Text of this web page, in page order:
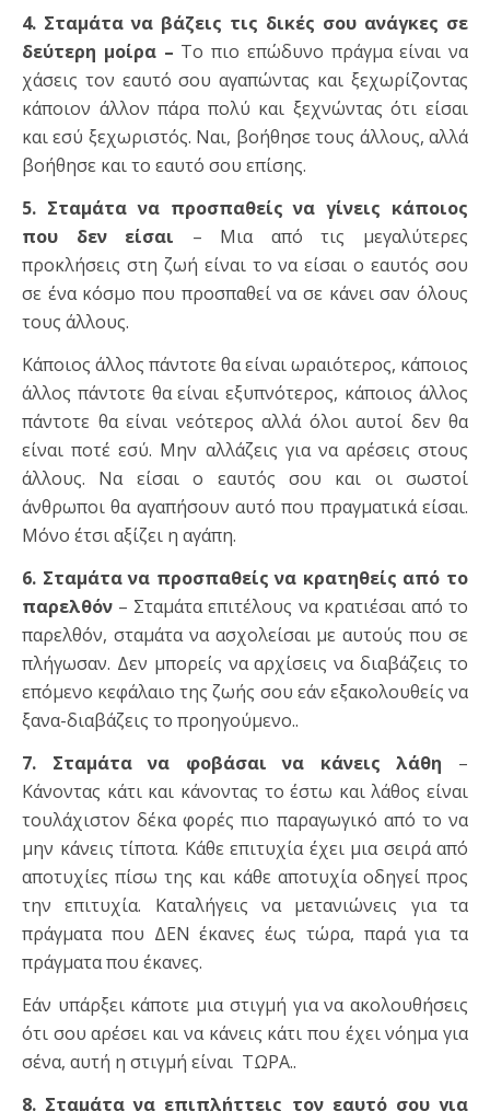
4. Σταμάτα να βάζεις τις δικές σου ανάγκες σε
δεύτερη μοίρα – Το πιο επώδυνο πράγμα είναι να
χάσεις τον εαυτό σου αγαπώντας και ξεχωρίζοντας
κάποιον άλλον πάρα πολύ και ξεχνώντας ότι είσαι
και εσύ ξεχωριστός. Ναι, βοήθησε τους άλλους, αλλά
βοήθησε και το εαυτό σου επίσης.
5. Σταμάτα να προσπαθείς να γίνεις κάποιος
που δεν είσαι – Μια από τις μεγαλύτερες
προκλήσεις στη ζωή είναι το να είσαι ο εαυτός σου
σε ένα κόσμο που προσπαθεί να σε κάνει σαν όλους
τους άλλους.
Κάποιος άλλος πάντοτε θα είναι ωραιότερος, κάποιος
άλλος πάντοτε θα είναι εξυπνότερος, κάποιος άλλος
πάντοτε θα είναι νεότερος αλλά όλοι αυτοί δεν θα
είναι ποτέ εσύ. Μην αλλάζεις για να αρέσεις στους
άλλους. Να είσαι ο εαυτός σου και οι σωστοί
άνθρωποι θα αγαπήσουν αυτό που πραγματικά είσαι.
Μόνο έτσι αξίζει η αγάπη.
6. Σταμάτα να προσπαθείς να κρατηθείς από το
παρελθόν – Σταμάτα επιτέλους να κρατιέσαι από το
παρελθόν, σταμάτα να ασχολείσαι με αυτούς που σε
πλήγωσαν. Δεν μπορείς να αρχίσεις να διαβάζεις το
επόμενο κεφάλαιο της ζωής σου εάν εξακολουθείς να
ξανα-διαβάζεις το προηγούμενο..
7. Σταμάτα να φοβάσαι να κάνεις λάθη –
Κάνοντας κάτι και κάνοντας το έστω και λάθος είναι
τουλάχιστον δέκα φορές πιο παραγωγικό από το να
μην κάνεις τίποτα. Κάθε επιτυχία έχει μια σειρά από
αποτυχίες πίσω της και κάθε αποτυχία οδηγεί προς
την επιτυχία. Καταλήγεις να μετανιώνεις για τα
πράγματα που ΔΕΝ έκανες έως τώρα, παρά για τα
πράγματα που έκανες.
Εάν υπάρξει κάποτε μια στιγμή για να ακολουθήσεις
ότι σου αρέσει και να κάνεις κάτι που έχει νόημα για
σένα, αυτή η στιγμή είναι ΤΩΡΑ..
8. Σταμάτα να επιπλήττεις τον εαυτό σου για